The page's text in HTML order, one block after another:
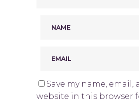
Save my name, email,
website in this browser